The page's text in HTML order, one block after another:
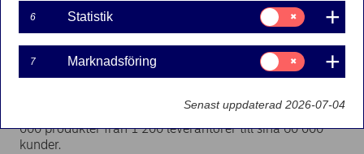
Beijer Ref är en teknikinriktad handelskoncern som
erbjuder ett sortiment av produkter inom kyla,
luftkonditionering och värmepumpar. De har även en
egen tillverkning av framför allt miljövänliga produkter
som är baserade på naturliga köldmedier. Bland deras
Bolaget är verksamt i över 30 länder och köper in 100
000 produkter från 1 200 leverantörer till sina 60 000
kunder.
6 Statistik
Samtycke
för:
Statistik
7 Marknadsföring
Samtycke
för:
Marknadsföring
Senast uppdaterad 2026-07-04